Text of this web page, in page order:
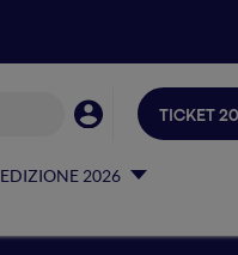
EDIZIONE 2026
TICKET